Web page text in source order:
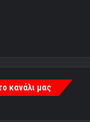
κανάλι μας